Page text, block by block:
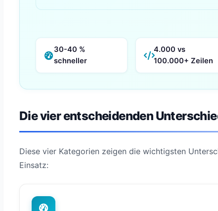
30-40 %
schneller
4.000 vs
100.000+ Zeilen
Die vier entscheidenden
Diese vier Kategorien zeigen die wichtigsten
Einsatz: